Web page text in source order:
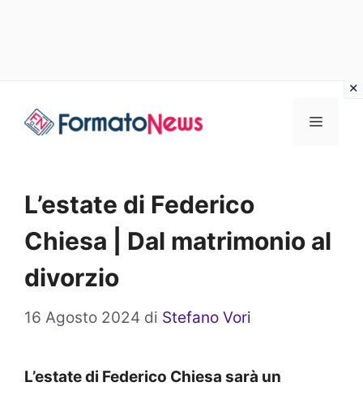
Menu
L’estate di Federico
Chiesa | Dal matrimonio al
divorzio
16 Agosto 2024 di Stefano Vori
L’estate di Federico Chiesa sarà un